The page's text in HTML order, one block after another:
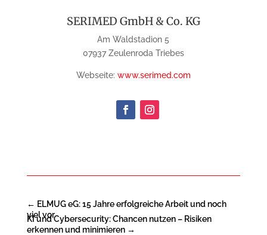
SERIMED GmbH & Co. KG
Am Waldstadion 5
07937 Zeulenroda Triebes
Webseite: www.serimed.com
← ELMUG eG: 15 Jahre erfolgreiche Arbeit und noch
viel vor
KI und Cybersecurity: Chancen nutzen – Risiken
erkennen und minimieren→